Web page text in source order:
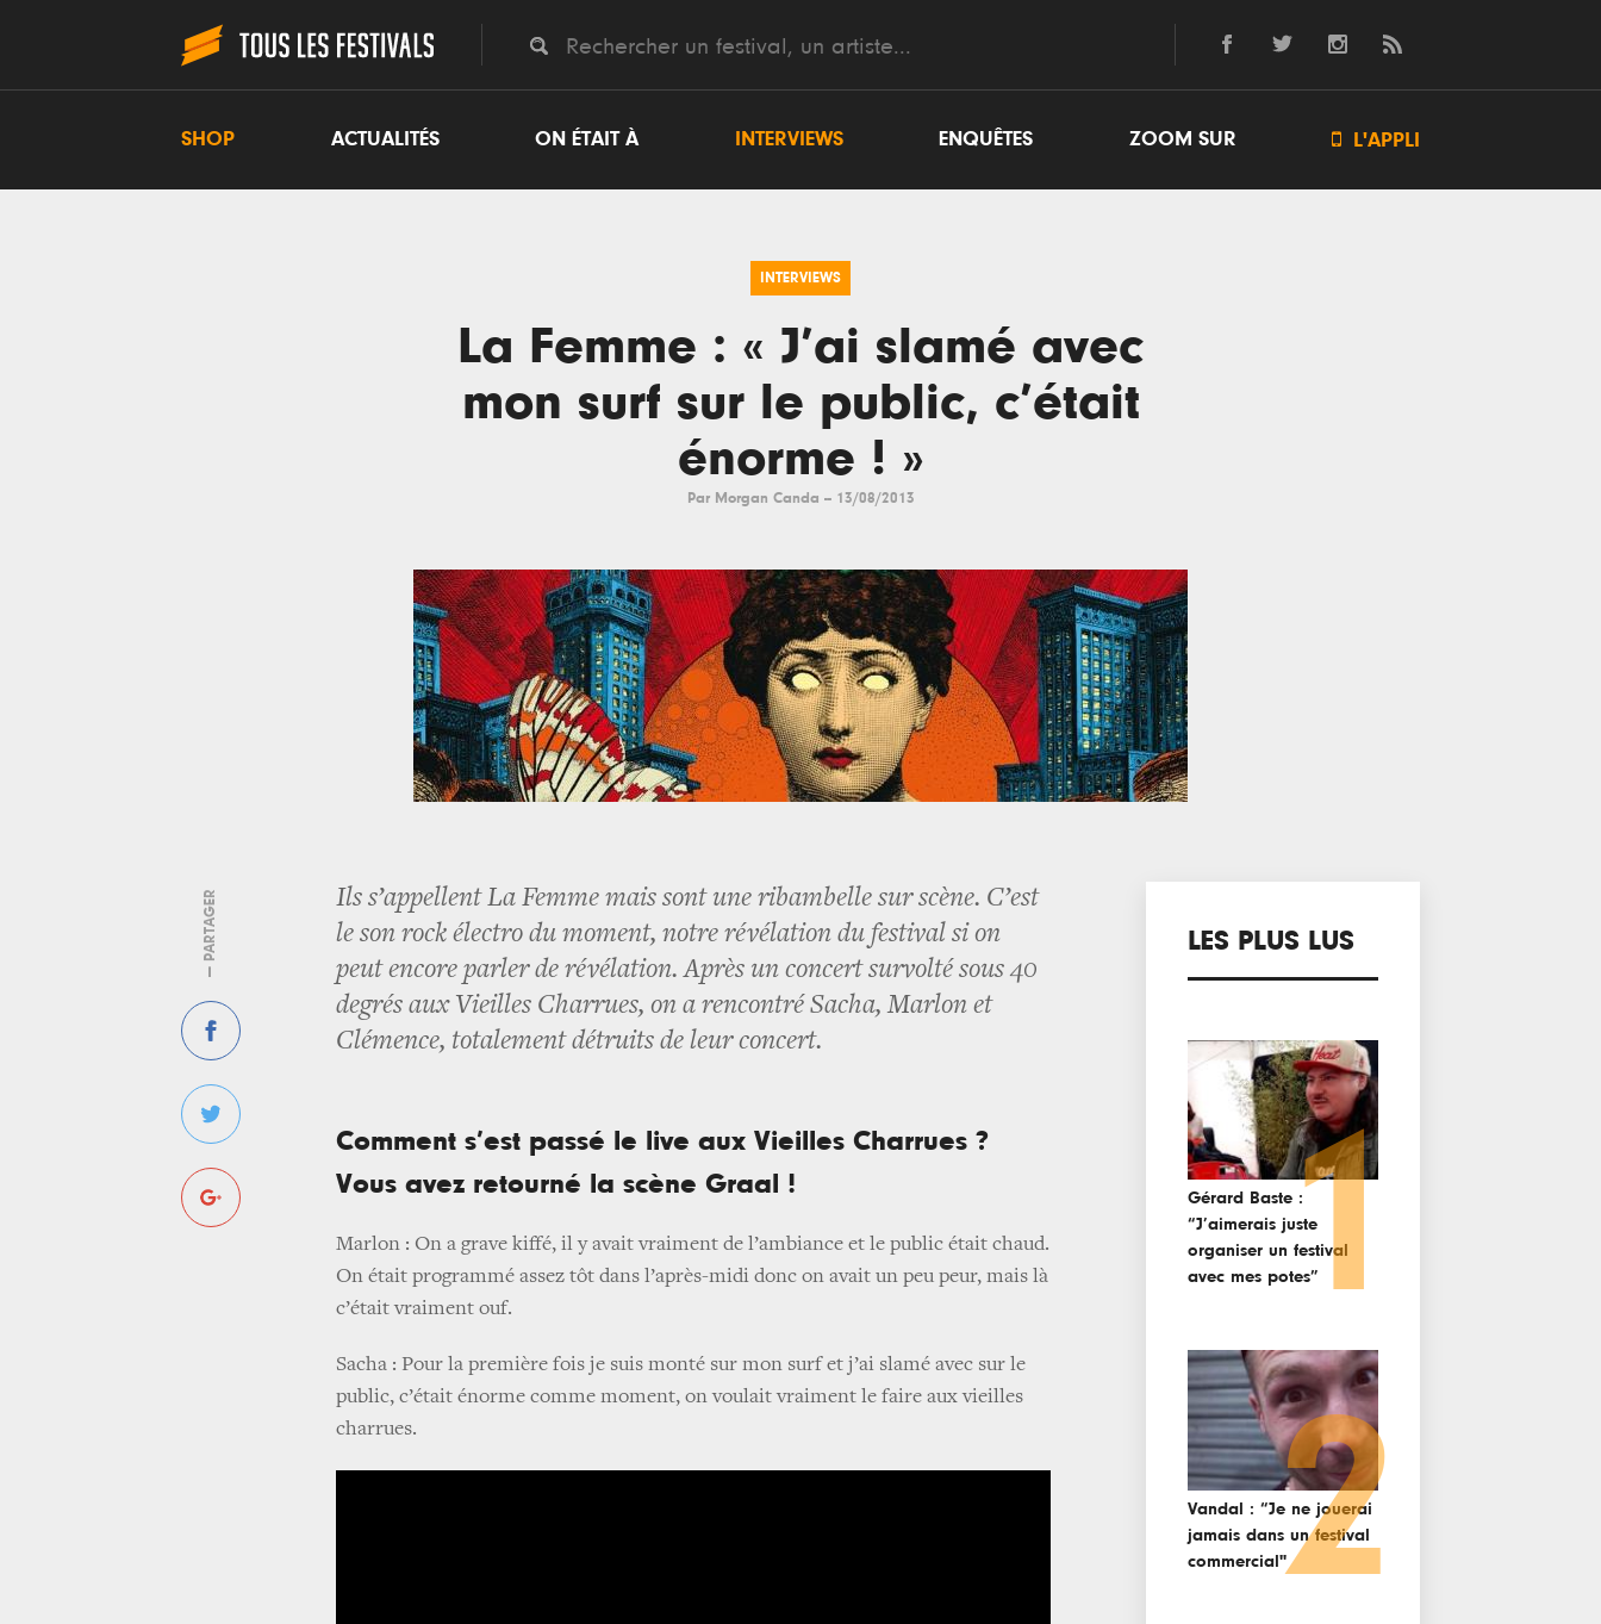
SHOP ACTUALITÉS ON ÉTAIT À INTERVIEWS ENQUÊTES ZOOM SUR  L'APPLI
INTERVIEWS
La Femme : « J’ai slamé avec
mon surf sur le public, c’était
énorme ! »
Par Morgan Canda -- 13/08/2013
— PARTAGER
Ils s’appellent La Femme mais sont une ribambelle sur scène. C’est
le son rock électro du moment, notre révélation du festival si on
peut encore parler de révélation. Après un concert survolté sous 40
degrés aux Vieilles Charrues, on a rencontré Sacha, Marlon et
Clémence, totalement détruits de leur concert.
Comment s’est passé le live aux Vieilles Charrues ?
Vous avez retourné la scène Graal !
Marlon : On a grave kiffé, il y avait vraiment de l’ambiance et le public était chaud.
On était programmé assez tôt dans l’après-midi donc on avait un peu peur, mais là
c’était vraiment ouf.
Sacha : Pour la première fois je suis monté sur mon surf et j’ai slamé avec sur le
public, c’était énorme comme moment, on voulait vraiment le faire aux vieilles
charrues.
LES PLUS LUS
Gérard Baste :
“J’aimerais juste
organiser un festival
avec mes potes”1
Vandal : “Je ne jouerai
jamais dans un festival
commercial"2